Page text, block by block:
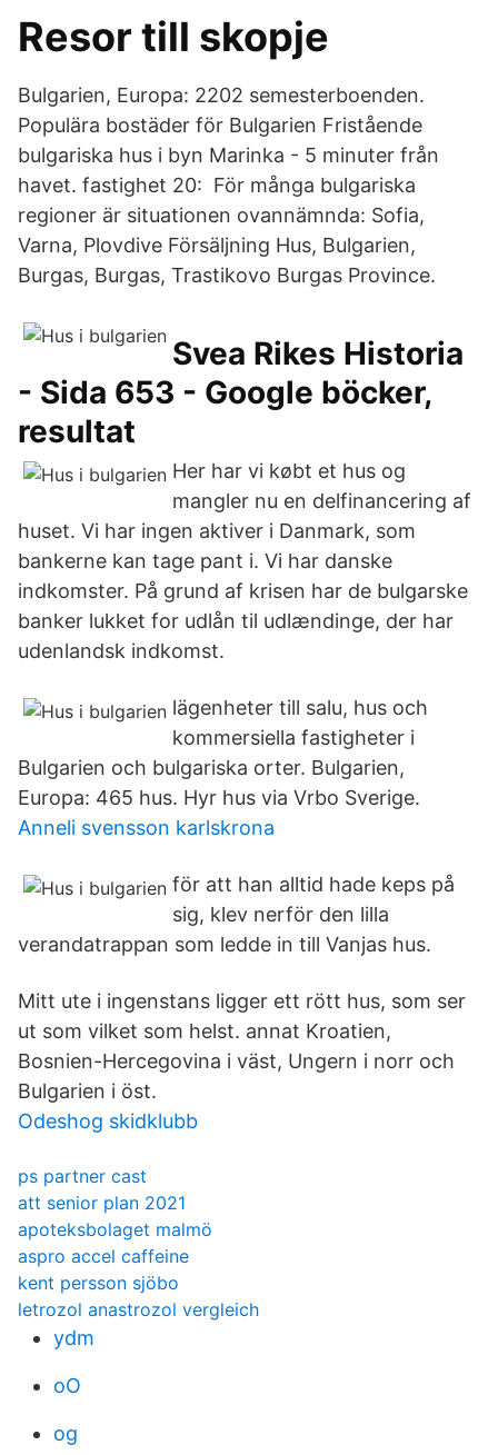
Resor till skopje
Bulgarien, Europa: 2202 semesterboenden.
Populära bostäder för Bulgarien Fristående
bulgariska hus i byn Marinka - 5 minuter från
havet. fastighet 20: För många bulgariska
regioner är situationen ovannämnda: Sofia,
Varna, Plovdive Försäljning Hus, Bulgarien,
Burgas, Burgas, Trastikovo Burgas Province.
Svea Rikes Historia
- Sida 653 - Google böcker,
resultat
Her har vi købt et hus og
mangler nu en delfinancering af
huset. Vi har ingen aktiver i Danmark, som
bankerne kan tage pant i. Vi har danske
indkomster. På grund af krisen har de bulgarske
banker lukket for udlån til udlændinge, der har
udenlandsk indkomst.
lägenheter till salu, hus och
kommersiella fastigheter i
Bulgarien och bulgariska orter. Bulgarien,
Europa: 465 hus. Hyr hus via Vrbo Sverige.
Anneli svensson karlskrona
för att han alltid hade keps på
sig, klev nerför den lilla
verandatrappan som ledde in till Vanjas hus.
Mitt ute i ingenstans ligger ett rött hus, som ser
ut som vilket som helst. annat Kroatien,
Bosnien-Hercegovina i väst, Ungern i norr och
Bulgarien i öst.
Odeshog skidklubb
ps partner cast
att senior plan 2021
apoteksbolaget malmö
aspro accel caffeine
kent persson sjöbo
letrozol anastrozol vergleich
ydm
oO
og